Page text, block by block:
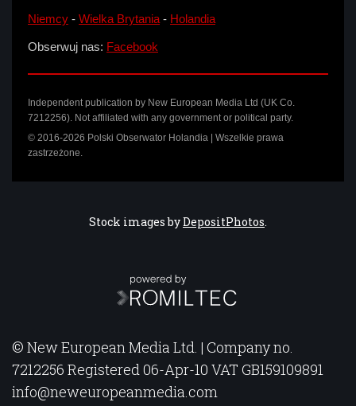
Niemcy - Wielka Brytania - Holandia
Obserwuj nas: Facebook
Independent publication by New European Media Ltd (UK Co.
7212256). Not affiliated with any government or political party.
© 2016-2026 Polski Obserwator Holandia | Wszelkie prawa
zastrzeżone.
Stock images byDepositPhotos.
© New European Media Ltd. | Company no.
7212256 Registered 06-Apr-10 VAT GB159109891
info@neweuropeanmedia.com